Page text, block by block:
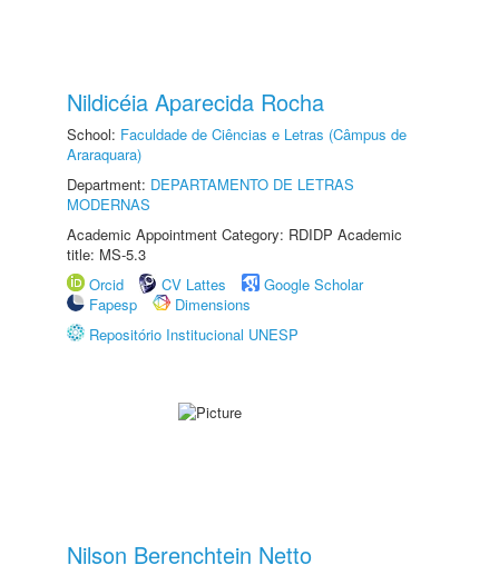
Nildicéia Aparecida Rocha
School: Faculdade de Ciências e Letras (Câmpus de
Araraquara)
Department: DEPARTAMENTO DE LETRAS
MODERNAS
Academic Appointment Category: RDIDP Academic
title: MS-5.3
Orcid
CV Lattes
Google Scholar
Fapesp
Dimensions
Repositório Institucional UNESP
Nilson Berenchtein Netto